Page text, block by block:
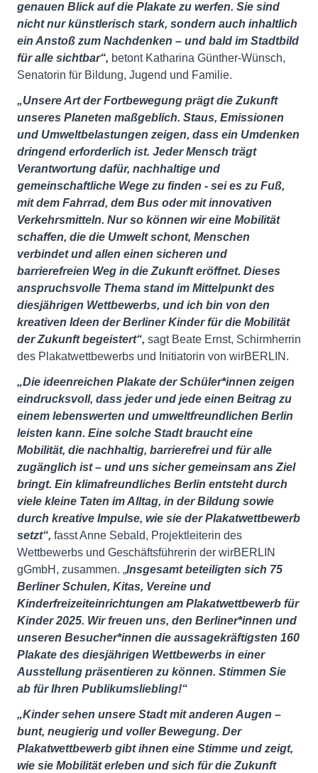
genauen Blick auf die Plakate zu werfen. Sie sind
nicht nur künstlerisch stark, sondern auch inhaltlich
ein Anstoß zum Nachdenken – und bald im Stadtbild
für alle sichtbar“, betont Katharina Günther-Wünsch,
Senatorin für Bildung, Jugend und Familie.
„Unsere Art der Fortbewegung prägt die Zukunft
unseres Planeten maßgeblich. Staus, Emissionen
und Umweltbelastungen zeigen, dass ein Umdenken
dringend erforderlich ist. Jeder Mensch trägt
Verantwortung dafür, nachhaltige und
gemeinschaftliche Wege zu finden - sei es zu Fuß,
mit dem Fahrrad, dem Bus oder mit innovativen
Verkehrsmitteln. Nur so können wir eine Mobilität
schaffen, die die Umwelt schont, Menschen
verbindet und allen einen sicheren und
barrierefreien Weg in die Zukunft eröffnet. Dieses
anspruchsvolle Thema stand im Mittelpunkt des
diesjährigen Wettbewerbs, und ich bin von den
kreativen Ideen der Berliner Kinder für die Mobilität
der Zukunft begeistert“, sagt Beate Ernst, Schirmherrin
des Plakatwettbewerbs und Initiatorin von wirBERLIN.
„Die ideenreichen Plakate der Schüler*innen zeigen
eindrucksvoll, dass jeder und jede einen Beitrag zu
einem lebenswerten und umweltfreundlichen Berlin
leisten kann. Eine solche Stadt braucht eine
Mobilität, die nachhaltig, barrierefrei und für alle
zugänglich ist – und uns sicher gemeinsam ans Ziel
bringt. Ein klimafreundliches Berlin entsteht durch
viele kleine Taten im Alltag, in der Bildung sowie
durch kreative Impulse, wie sie der Plakatwettbewerb
setzt“, fasst Anne Sebald, Projektleiterin des
Wettbewerbs und Geschäftsführerin der wirBERLIN
gGmbH, zusammen. „Insgesamt beteiligten sich 75
Berliner Schulen, Kitas, Vereine und
Kinderfreizeiteinrichtungen am Plakatwettbewerb für
Kinder 2025. Wir freuen uns, den Berliner*innen und
unseren Besucher*innen die aussagekräftigsten 160
Plakate des diesjährigen Wettbewerbs in einer
Ausstellung präsentieren zu können. Stimmen Sie
ab für Ihren Publikumsliebling!“
„Kinder sehen unsere Stadt mit anderen Augen –
bunt, neugierig und voller Bewegung. Der
Plakatwettbewerb gibt ihnen eine Stimme und zeigt,
wie sie Mobilität erleben und sich für die Zukunft